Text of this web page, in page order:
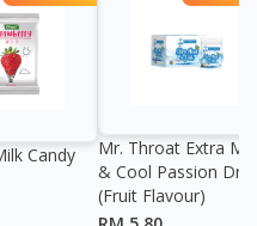
Candy
Mr. Throat Extra
& Cool Passion
(Fruit Flavour)